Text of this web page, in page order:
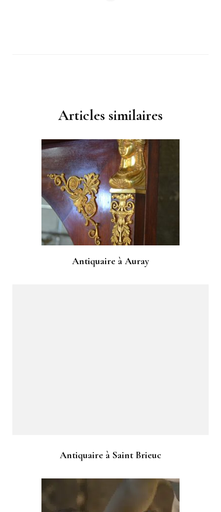
Articles similaires
Antiquaire à Auray
Antiquaire à Saint Brieuc